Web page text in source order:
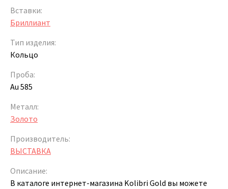
Вставки:
Бриллиант
Тип изделия:
Кольцо
Проба:
Au 585
Металл:
Золото
Производитель:
ВЫСТАВКА
Описание:
В каталоге интернет-магазина Kolibri Gold вы можете